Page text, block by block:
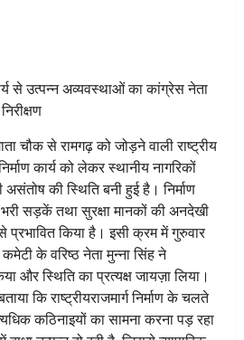
से उत्पन्न अव्यवस्थाओं का कांग्रेस नेता
चौक से रामगढ़ को जोड़ने वाली राष्ट्रीय
कार्य को लेकर स्थानीय नागरिकों
असंतोष की स्थिति बनी हुई है। निर्माण
भरी सड़कें तथा सुरक्षा मानकों की अनदेखी
प्रभावित किया है। इसी क्रम में गुरुवार
के वरिष्ठ नेता मुन्ना सिंह ने
और स्थिति का प्रत्यक्ष जायज़ा लिया।
कि राष्ट्रीयराजमार्ग निर्माण के चलते
कठिनाइयों का सामना करना पड़ रहा